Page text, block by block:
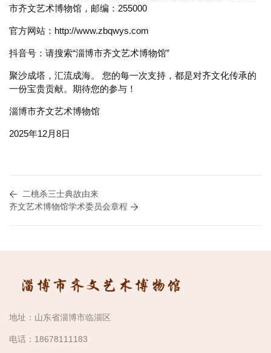
市齐文艺术博物馆，邮编：255000
官方网站：http://www.zbqwys.com
抖音号：请搜索“淄博市齐文艺术博物馆”
聚沙成塔，汇流成海。 您的每一次支持，都是对齐文化传承的
一份宝贵贡献。期待您的参与！
淄博市齐文艺术博物馆
2025年12月8日
二桃杀三士典故由来
齐文艺术博物馆学术委员会章程
地址：山东省淄博市临淄区
电话：18678111183